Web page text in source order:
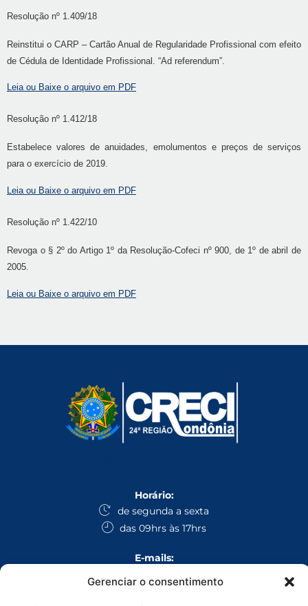
Gerenciar o consentimento
Resolução nº 1.409/18
Reinstitui o CARP – Cartão Anual de Regularidade Profissional com efeito
de Cédula de Identidade Profissional. “Ad referendum”.
Leia ou Baixe o arquivo em PDF
Resolução nº 1.412/18
Estabelece valores de anuidades, emolumentos e preços de serviços
para o exercício de 2019.
Leia ou Baixe o arquivo em PDF
Resolução nº 1.422/10
Revoga o § 2º do Artigo 1º da Resolução-Cofeci nº 900, de 1º de abril de
2005.
Leia ou Baixe o arquivo em PDF
Horário:
de segunda a sexta
das 09hrs às 17hrs
E-mails: